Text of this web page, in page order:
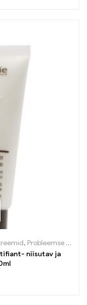
, Probleemse naha tooted
niisutav ja